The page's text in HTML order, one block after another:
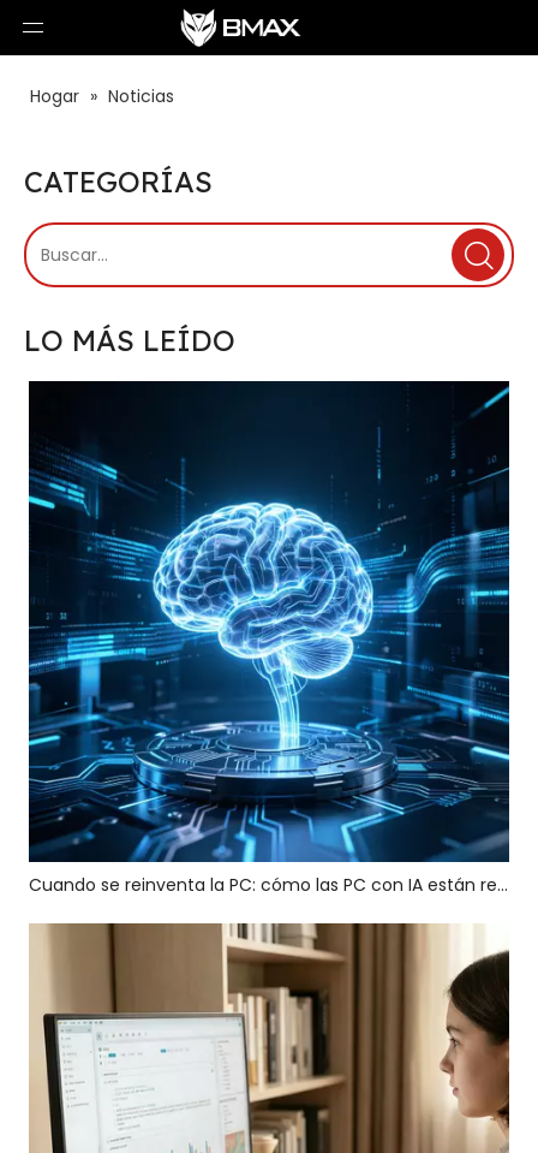
Hogar » Noticias
CATEGORÍAS
LO MÁS LEÍDO
Cuando se reinventa la PC: cómo las PC con IA están reescribiendo la lógica de crecimiento de la industria global de PC